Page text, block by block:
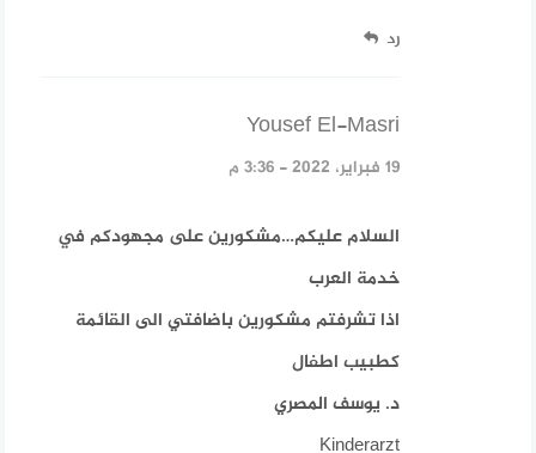
رد
Yousef El-Masri
19 فبراير، 2022 - 3:36 م
السلام عليكم…مشكورين على مجهودكم في
خدمة العرب
اذا تشرفتم مشكورين باضافتي الى القائمة
كطبيب اطفال
د. يوسف المصري
Kinderarzt